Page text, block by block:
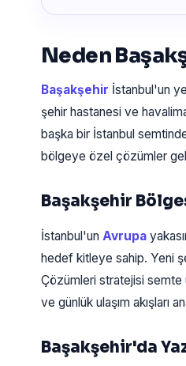
Neden
Başakşehir İstanbul'un
şehir hastanesi ve
başka bir İstanbul
bölgeye özel çözümler
Başakşehir
İstanbul'un Avrupa
hedef kitleye sahip. Yeni
Çözümleri stratejisi
ve günlük ulaşım akışları
Başakşehir'da